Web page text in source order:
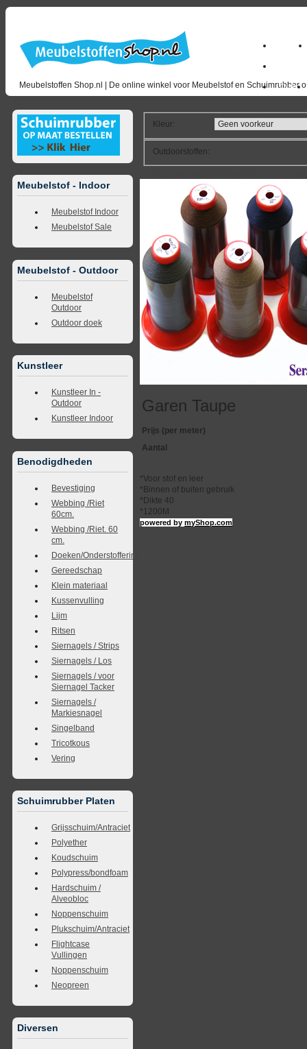
Meubelstoffen Shop.nl | De online winkel voor Meubelstof en Schuimrubber
Home
Outlet
Meubelstof - Indoor
Meubelstof Indoor
Meubelstof Sale
Meubelstof - Outdoor
Meubelstof
Outdoor
Outdoor doek
Kunstleer
Kunstleer In -
Outdoor
Kunstleer Indoor
Benodigdheden
Bevestiging
Webbing /Riet
60cm.
Webbing /Riet. 60
cm.
Doeken/Onderstoffering
Gereedschap
Klein materiaal
Kussenvulling
Lijm
Ritsen
Siernagels / Strips
Siernagels / Los
Siernagels / voor
Siernagel Tacker
Siernagels /
Markiesnagel
Singelband
Tricotkous
Vering
Schuimrubber Platen
Grijsschuim/Antraciet
Polyether
Koudschuim
Polypress/bondfoam
Hardschuim /
Alveobloc
Noppenschuim
Plukschuim/Antraciet
Flightcase
Vullingen
Noppenschuim
Neopreen
Diversen
Kleur:
Outdoorstoffen:
Garen Taupe
Prijs (per meter)
Aantal
*Voor stof en leer
*Binnen of buiten gebruik
*Dikte 40
*1200M
powered bymyShop.com